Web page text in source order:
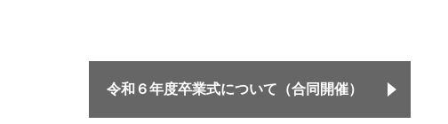
令和６年度卒業式について（合同開催）